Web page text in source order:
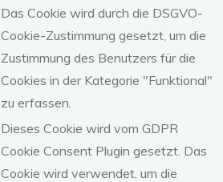
Das Cookie wird durch die DSGVO-
Cookie-Zustimmung gesetzt, um die
Zustimmung des Benutzers für die
Cookies in der Kategorie "Funktional"
zu erfassen.
Dieses Cookie wird vom GDPR
Cookie Consent Plugin gesetzt. Das
Cookie wird verwendet, um die